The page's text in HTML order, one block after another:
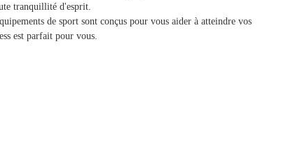
tranquillité d'esprit.
de sport sont conçus pour vous aider à atteindre vos
est parfait pour vous.